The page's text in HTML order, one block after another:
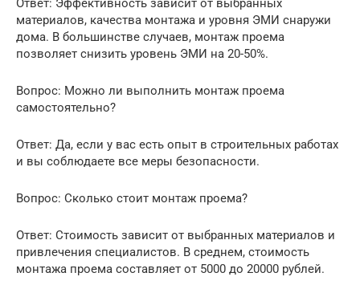
Ответ: Эффективность зависит от выбранных
материалов, качества монтажа и уровня ЭМИ снаружи
дома. В большинстве случаев, монтаж проема
позволяет снизить уровень ЭМИ на 20-50%.
Вопрос: Можно ли выполнить монтаж проема
самостоятельно?
Ответ: Да, если у вас есть опыт в строительных работах
и вы соблюдаете все меры безопасности.
Вопрос: Сколько стоит монтаж проема?
Ответ: Стоимость зависит от выбранных материалов и
привлечения специалистов. В среднем, стоимость
монтажа проема составляет от 5000 до 20000 рублей.